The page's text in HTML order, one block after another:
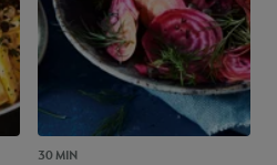
30 MIN